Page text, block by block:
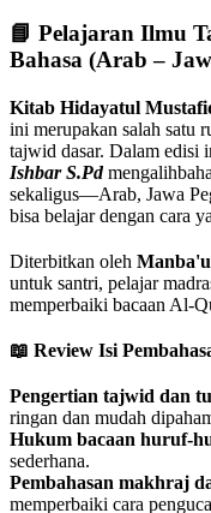
📘 Pelajaran Ilmu
Bahasa (Arab –
Kitab Hidayatul
ini merupakan salah satu
tajwid dasar. Dalam edisi
Ishbar S.Pd
sekaligus—Arab, Jawa
bisa belajar dengan cara
Diterbitkan oleh
untuk santri, pelajar
memperbaiki bacaan Al-
📖 Review Isi
Pengertian tajwid dan
ringan dan mudah
Hukum bacaan huruf-
sederhana.
Pembahasan makhraj
memperbaiki cara